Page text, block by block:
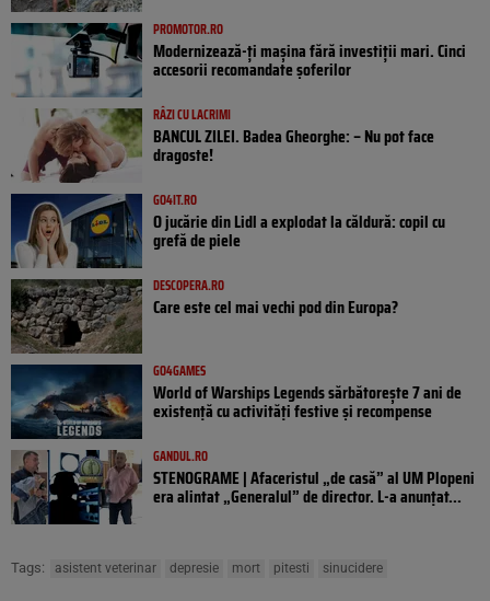
PROMOTOR.RO
Modernizează-ți mașina fără investiții mari. Cinci
accesorii recomandate șoferilor
RÂZI CU LACRIMI
BANCUL ZILEI. Badea Gheorghe: – Nu pot face
dragoste!
GO4IT.RO
O jucărie din Lidl a explodat la căldură: copil cu
grefă de piele
DESCOPERA.RO
Care este cel mai vechi pod din Europa?
GO4GAMES
World of Warships Legends sărbătorește 7 ani de
existență cu activități festive și recompense
GANDUL.RO
STENOGRAME | Afaceristul „de casă” al UM Plopeni
era alintat „Generalul” de director. L-a anunțat...
Tags: asistent veterinar depresie mort pitesti sinucidere